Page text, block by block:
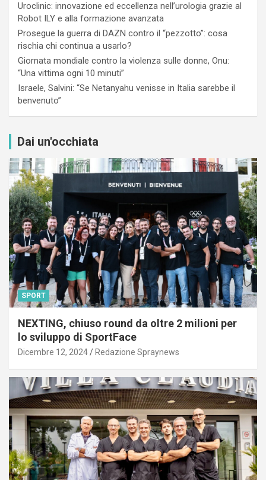
Uroclinic: innovazione ed eccellenza nell’urologia grazie al
Robot ILY e alla formazione avanzata
Prosegue la guerra di DAZN contro il “pezzotto”: cosa
rischia chi continua a usarlo?
Giornata mondiale contro la violenza sulle donne, Onu:
“Una vittima ogni 10 minuti”
Israele, Salvini: “Se Netanyahu venisse in Italia sarebbe il
benvenuto”
Dai un'occhiata
SPORT
NEXTING, chiuso round da oltre 2 milioni per
lo sviluppo di SportFace
Dicembre 12, 2024 Redazione Spraynews